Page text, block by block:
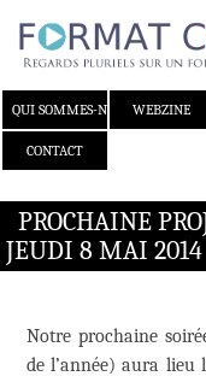
QUI SOMMES-NOUS ?WEBZINE
CONTACT
PROCHAINE
JEUDI 8 MAI 2014
Notre prochaine
de l’année) aura lieu